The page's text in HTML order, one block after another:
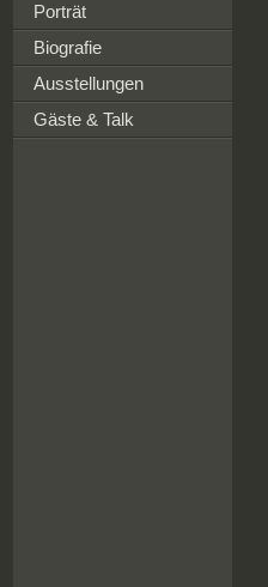
Porträt
Biografie
Ausstellungen
Gäste & Talk